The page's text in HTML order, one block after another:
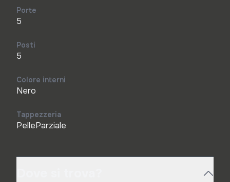
Porte
5
Posti
5
Colore interni
Nero
Tappezzeria
PelleParziale